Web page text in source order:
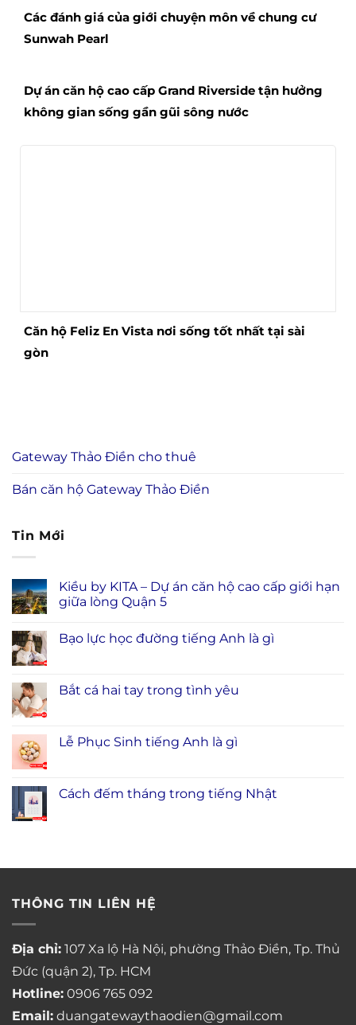
Các đánh giá của giới chuyện môn về chung cư
Sunwah Pearl
Dự án căn hộ cao cấp Grand Riverside tận hưởng
không gian sống gần gũi sông nước
Căn hộ Feliz En Vista nơi sống tốt nhất tại sài
gòn
Gateway Thảo Điền cho thuê
Bán căn hộ Gateway Thảo Điền
Tin Mới
Kiều by KITA – Dự án căn hộ cao cấp giới hạn
giữa lòng Quận 5
Bạo lực học đường tiếng Anh là gì
Bắt cá hai tay trong tình yêu
Lễ Phục Sinh tiếng Anh là gì
Cách đếm tháng trong tiếng Nhật
THÔNG TIN LIÊN HỆ
Địa chỉ: 107 Xa lộ Hà Nội, phường Thảo Điền, Tp. Thủ
Đức (quận 2), Tp. HCM
Hotline: 0906 765 092
Email: duangatewaythaodien@gmail.com